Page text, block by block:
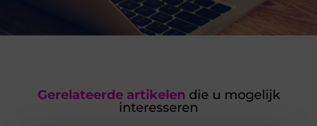
Gerelateerde artikelen die u mogelijk
interesseren